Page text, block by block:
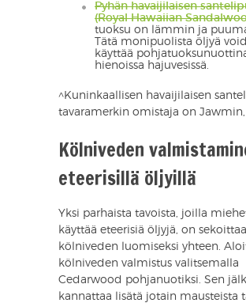
Pyhän havaijilaisen
(Royal Hawaiian
tuoksu on lämmin ja
Tätä monipuolista öljyä
käyttää
hienoissa hajuvesissä.
^Kuninkaallisen havaijilaisen
tavaramerkin omistaja on Jawmin,
Kölniveden
eteerisillä öljyillä
Yksi parhaista tavoista, joilla
käyttää eteerisiä öljyjä, on
kölniveden luomiseksi yhteen.
kölniveden valmistus valitsemalla
Cedarwood pohjanuotiksi. Sen
kannattaa lisätä jotain mausteista